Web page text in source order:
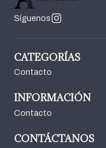
Síguenos
CATEGORÍAS
Contacto
INFORMACIÓN
Contacto
CONTÁCTANOS